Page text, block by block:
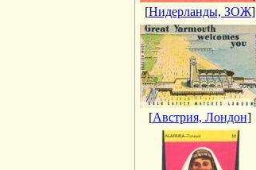
[Нидерланды, ЗОЖ]
[Австрия, Лондон]